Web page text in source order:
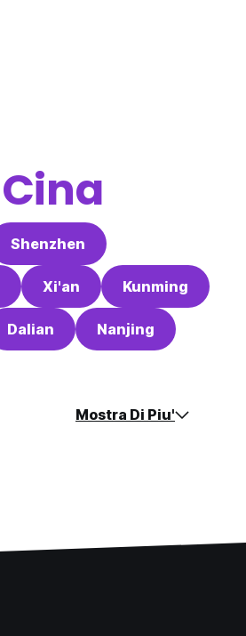
Cina
Shenzhen
Xi'an Kunming
Dalian Nanjing
Mostra Di Piu'